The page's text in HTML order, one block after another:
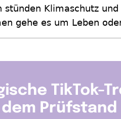
stünden Klimaschutz und
gehe es um Leben